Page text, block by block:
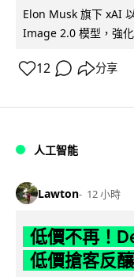
Elon Musk 旗下 xAI
Image 2.0 模型，強
12 分享
人工智能
Lawton 12 小時
低價不再！
低價搶客反